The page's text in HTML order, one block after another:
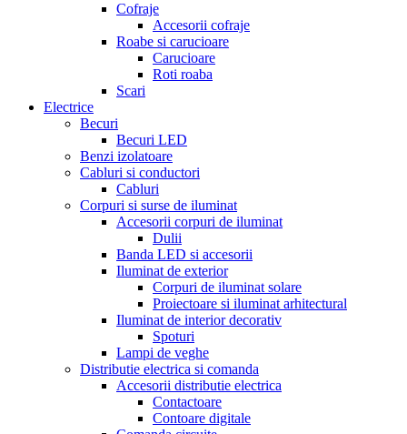
Cofraje
Accesorii cofraje
Roabe si carucioare
Carucioare
Roti roaba
Scari
Electrice
Becuri
Becuri LED
Benzi izolatoare
Cabluri si conductori
Cabluri
Corpuri si surse de iluminat
Accesorii corpuri de iluminat
Dulii
Banda LED si accesorii
Iluminat de exterior
Corpuri de iluminat solare
Proiectoare si iluminat arhitectural
Iluminat de interior decorativ
Spoturi
Lampi de veghe
Distributie electrica si comanda
Accesorii distributie electrica
Contactoare
Contoare digitale